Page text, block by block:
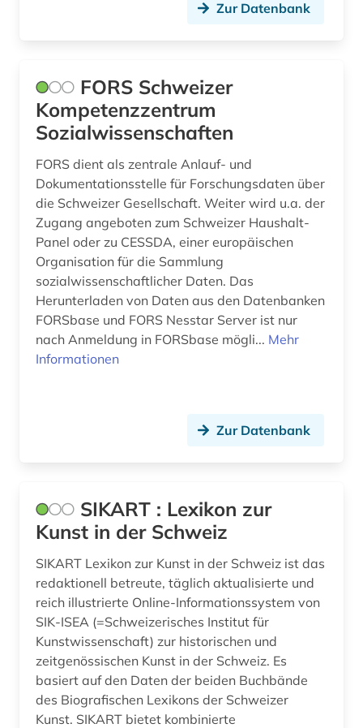
video (2)
wald (1)
wasser (1)
willisau (stadt) (1)
wirtschaftsberichterstattung (1)
wirtschaftsnachrichten (1)
wissenschaftler (1)
wochenzeitung (1)
wörterbuch (2)
zeitzeuge (1)
zürich (2)
österreich (15)
Zur Datenbank
FORS Schweizer
Kompetenzzentrum
Sozialwissenschaften
FORS dient als zentrale Anlauf- und
Dokumentationsstelle für Forschungsdaten über
die Schweizer Gesellschaft. Weiter wird u.a. der
Zugang angeboten zum Schweizer Haushalt-
Panel oder zu CESSDA, einer europäischen
Organisation für die Sammlung
sozialwissenschaftlicher Daten. Das
Herunterladen von Daten aus den Datenbanken
FORSbase und FORS Nesstar Server ist nur
nach Anmeldung in FORSbase mögli... Mehr
Informationen
Zur Datenbank
SIKART : Lexikon zur
Kunst in der Schweiz
SIKART Lexikon zur Kunst in der Schweiz ist das
redaktionell betreute, täglich aktualisierte und
reich illustrierte Online-Informationssystem von
SIK-ISEA (=Schweizerisches Institut für
Kunstwissenschaft) zur historischen und
zeitgenössischen Kunst in der Schweiz. Es
basiert auf den Daten der beiden Buchbände
des Biografischen Lexikons der Schweizer
Kunst. SIKART bietet kombinierte